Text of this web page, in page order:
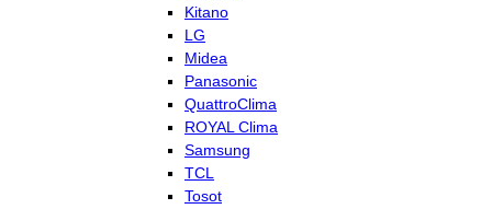
Kitano
LG
Midea
Panasonic
QuattroClima
ROYAL Clima
Samsung
TCL
Tosot